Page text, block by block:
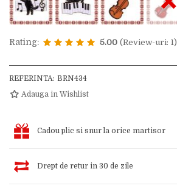
Rating: 5.00 (Review-uri: 1)
REFERINTA: BRN434
Adauga in Wishlist
Cadou plic si snur la orice martisor
Drept de retur in 30 de zile